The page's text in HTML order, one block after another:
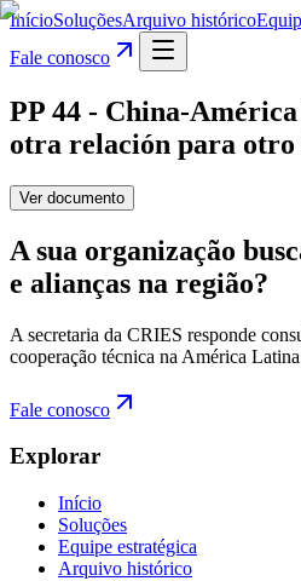
InícioSoluçõesArquivo histórico
Fale conosco
PP 44 - China-
otra relación para
Ver documento
A sua organização
e alianças na região?
A secretaria da CRIES responde
cooperação técnica na América
Fale conosco
Explorar
Início
Soluções
Equipe estratégica
Arquivo histórico